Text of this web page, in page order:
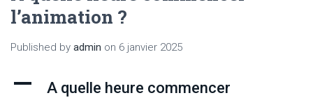
l’animation ?
Published by admin on 6 janvier 2025
A
A quelle heure commencer